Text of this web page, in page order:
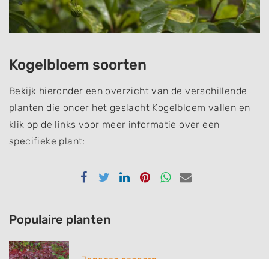
Kogelbloem soorten
Bekijk hieronder een overzicht van de verschillende
planten die onder het geslacht Kogelbloem vallen en
klik op de links voor meer informatie over een
specifieke plant:
DelenDelenDelenDelenDelenDelen
Populaire planten